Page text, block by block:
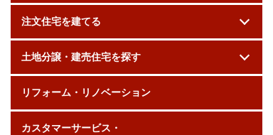
注文住宅を建てる
土地分譲・建売住宅を探す
リフォーム・リノベーション
カスタマーサービス・